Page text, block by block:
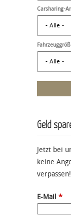
Carsharing-
Geld
Jetzt bei
keine
verpassen!
E-Mail *